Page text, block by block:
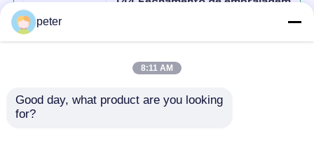
Continue
peter
8:11 AM
Good day, what product are you looking
for?